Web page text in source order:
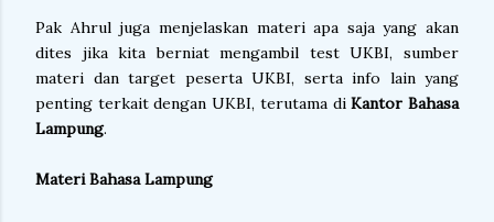
Pak Ahrul juga menjelaskan materi apa saja yang akan
dites jika kita berniat mengambil test UKBI, sumber
materi dan target peserta UKBI, serta info lain yang
penting terkait dengan UKBI, terutama diKantor Bahasa
Lampung.
Materi Bahasa Lampung